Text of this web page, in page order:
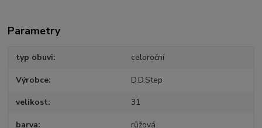
Parametry
typ obuvi celoroční
Výrobce D.D.Step
velikost 31
barva růžová